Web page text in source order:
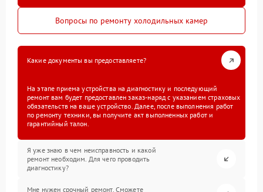
Вопросы по ремонту холодильных камер
Какие документы вы предоставляете?
На этапе приема устройства на диагностику и последующий
ремонт вам будет предоставлен заказ-наряд с указанием страховых
обязательств на ваше устройство. Далее, после выполнения работ
по ремонту техники, вы получите акт выполненных работ и
гарантийный талон.
Я уже знаю в чем неисправность и какой
ремонт необходим. Для чего проводить
диагностику?
Мне нужен срочный ремонт. Сможете